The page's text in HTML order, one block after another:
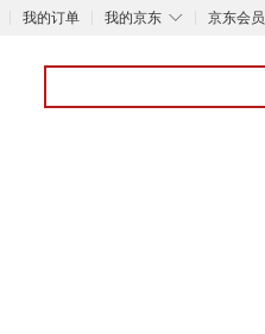
我的订单 ◇
我的京东 京东会员